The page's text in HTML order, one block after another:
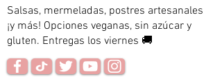
Salsas, mermeladas, postres artesanales
¡y más! Opciones veganas, sin azúcar y
gluten. Entregas los viernes 🚚